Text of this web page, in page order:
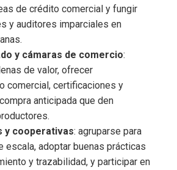
de crédito comercial y fungir
y auditores imparciales en
y cámaras de comercio:
de valor, ofrecer
comercial, certificaciones y
anticipada que den
y cooperativas: agruparse para
escala, adoptar buenas prácticas
y trazabilidad, y participar en